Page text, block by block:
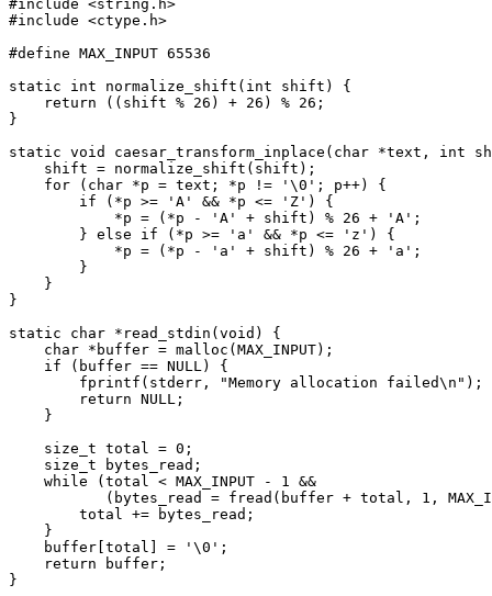
#include <string.h>
#include <ctype.h>
#define MAX_INPUT 65536
static int normalize_shift(int shift) {
    return ((shift % 26) + 26) % 26;
}
static void caesar_transform_inplace(char *text, int
    shift = normalize_shift(shift);
    for (char *p = text; *p != '\0'; p++) {
        if (*p >= 'A' && *p <= 'Z') {
            *p = (*p - 'A' + shift) % 26 + 'A';
        } else if (*p >= 'a' && *p <= 'z') {
            *p = (*p - 'a' + shift) % 26 + 'a';
        }
    }
}
static char *read_stdin(void) {
    char *buffer = malloc(MAX_INPUT);
    if (buffer == NULL) {
        fprintf(stderr, "Memory allocation failed\n");
        return NULL;
    }
    size_t total = 0;
    size_t bytes_read;
    while (total < MAX_INPUT - 1 &&
(bytes_read = fread(buffer + total, 1,
        total += bytes_read;
    }
    buffer[total] = '\0';
    return buffer;
}